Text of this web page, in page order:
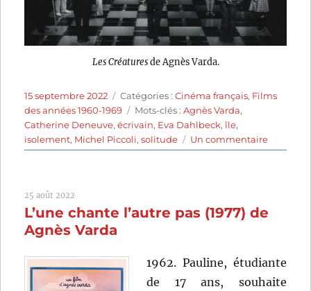
Les Créaturesde Agnès Varda.
Publié
le
15 septembre 2022 Catégories
Catégories :Cinéma français, Films
des années 1960-1969
Étiquettes
Mots-clés :Agnès Varda,
Catherine Deneuve,écrivain, Eva Dahlbeck,île,
isolement, Michel Piccoli,solitude Un commentairesur
Les
Agnès
25 août 2022
L’une chante l’autre pas (1977) de
Agnès Varda
1962. Pauline, étudiante
de 17 ans, souhaite